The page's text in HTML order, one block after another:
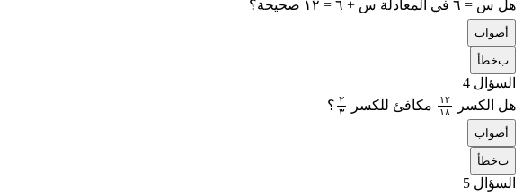
هل س = ٦ في المعادلة س + ٦ = ١٢ صحيحة؟
أصواب
بخطأ
السؤال 4
هل الكسر
١٢
١ ٨
١٢ مكافئ للكسر ٢
٣
٢ ؟
أصواب
بخطأ
السؤال 5